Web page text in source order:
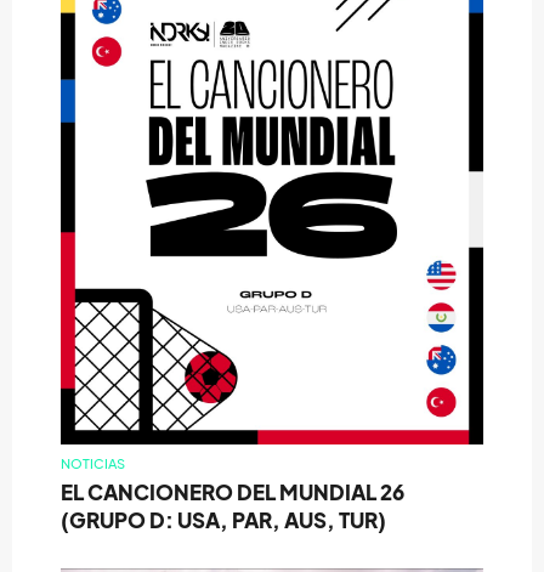
NOTICIAS
EL CANCIONERO DEL MUNDIAL 26
(GRUPO D: USA, PAR, AUS, TUR)